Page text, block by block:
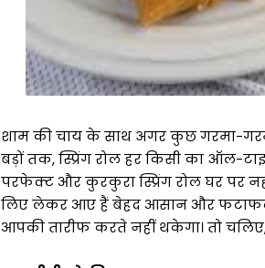
शाम की चाय के साथ अगर कुछ गरमा-गरम
बड़ों तक, स्प्रिंग रोल हर किसी का ऑल-
परफेक्ट और कुरकुरा स्प्रिंग रोल घर पर
लिए लेकर आए हैं बेहद आसान और फटाफट
आपकी तारीफ करते नहीं थकेगा। तो